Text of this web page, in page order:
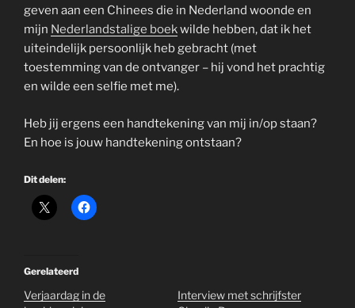
geven aan een Chinees die in Nederland woonde en
mijn Nederlandstalige boekwilde hebben, dat ik het
uiteindelijk persoonlijk heb gebracht (met
toestemming van de ontvanger – hij vond het prachtig
en wilde een selfie met me).
Heb jij ergens een handtekening van mij in/op staan?
En hoe is jouw handtekening ontstaan?
Dit delen:
Gerelateerd
Verjaardag in de
Interview met schrijfster